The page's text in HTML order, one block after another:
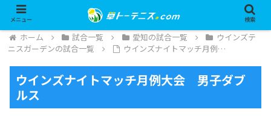
ホーム 試合一覧 愛知の試合一覧
ウインズテ
ニスガーデンの試合一覧
ウインズナイトマッチ月例…
ウインズナイトマッチ月例大会 男子ダブ
ルス
メニュー 検索